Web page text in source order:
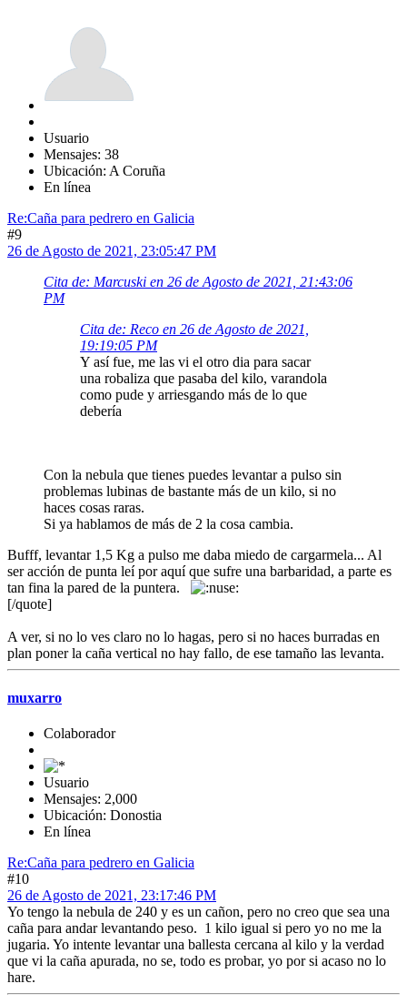
Usuario
Mensajes: 38
Ubicación: A Coruña
En línea
Re:Caña para pedrero en Galicia
#9
26 de Agosto de 2021, 23:05:47 PM
Cita de: Marcuski en 26 de Agosto de 2021, 21:43:06
PM
Cita de: Reco en 26 de Agosto de 2021,
19:19:05 PM
Y así fue, me las vi el otro dia para sacar
una robaliza que pasaba del kilo, varandola
como pude y arriesgando más de lo que
debería
Con la nebula que tienes puedes levantar a pulso sin
problemas lubinas de bastante más de un kilo, si no
haces cosas raras.
Si ya hablamos de más de 2 la cosa cambia.
Bufff, levantar 1,5 Kg a pulso me daba miedo de cargarmela... Al
ser acción de punta leí por aquí que sufre una barbaridad, a parte es
tan fina la pared de la puntera.
[/quote]
A ver, si no lo ves claro no lo hagas, pero si no haces burradas en
plan poner la caña vertical no hay fallo, de ese tamaño las levanta.
muxarro
Colaborador
Usuario
Mensajes: 2,000
Ubicación: Donostia
En línea
Re:Caña para pedrero en Galicia
#10
26 de Agosto de 2021, 23:17:46 PM
Yo tengo la nebula de 240 y es un cañon, pero no creo que sea una
caña para andar levantando peso. 1 kilo igual si pero yo no me la
jugaria. Yo intente levantar una ballesta cercana al kilo y la verdad
que vi la caña apurada, no se, todo es probar, yo por si acaso no lo
hare.